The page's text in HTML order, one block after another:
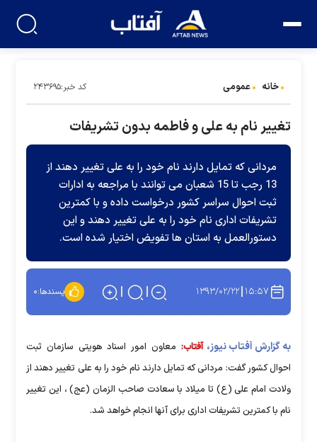
خانه عمومی کد خبر:۲۴۳۶۹۵
تغییر نام به علی و فاطمه بدون تشریفات
مردانی که تمایل دارند نام خود را به علی تغییر دهند از
13 رجب تا 15 شعبان می توانند با مراجعه به ادارات
ثبت احوال سراسر کشور درخواست داده و با کمترین
تشریفات اداری نام خود را به علی تغییر دهند و این
دستورالعمل به استان ها تفویض اختیار شده است.
۱۵:۵۷ ۱۳۹۳/۰۲/۲۲ پسندها:۰
به گزارش آفتاب نیوز، آفتاب: معاون امور اسناد هویتی سازمان ثبت
احوال کشور گفت: مردانی که تمایل دارند نام خود را به علی تغییر دهند از
ولادت امام علی (ع) تا میلاد با سعادت صاحب الزمان (عج) ، این تغییر
نام با کمترین تشریفات اداری برای آنها انجام خواهد شد.